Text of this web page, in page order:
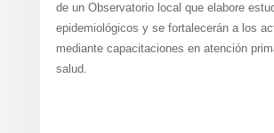
de un Observatorio local que elabore
epidemiológicos y se fortalecerán a los
mediante capacitaciones en atención
salud.